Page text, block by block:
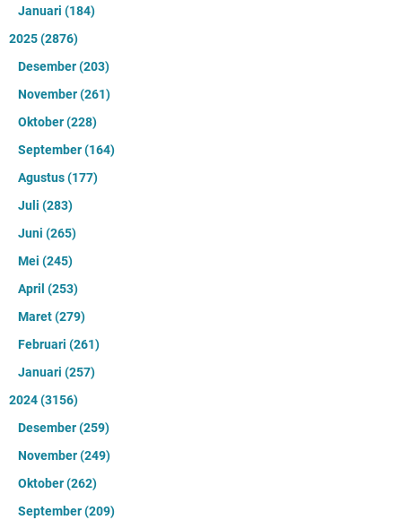
Januari (184)
2025(2876)
Desember(203)
November(261)
Oktober(228)
September(164)
Agustus(177)
Juli (283)
Juni (265)
Mei (245)
April (253)
Maret(279)
Februari (261)
Januari (257)
2024(3156)
Desember(259)
November(249)
Oktober(262)
September(209)